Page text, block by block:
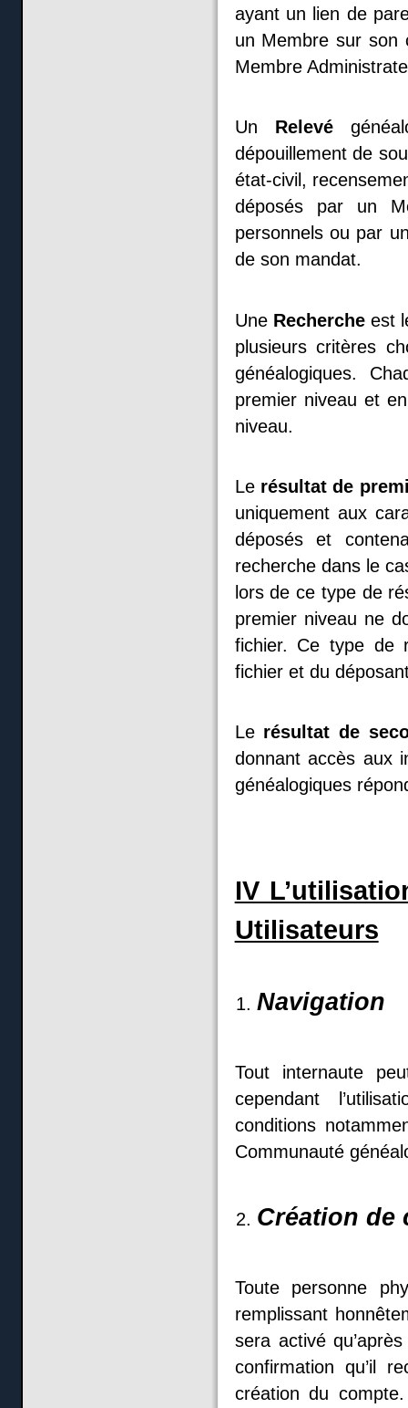
ayant un lien de
un Membre sur son
Membre
Un Relevé
dépouillement de
état-civil,
déposés par un
personnels ou par
de son mandat.
Une Rechercheest
plusieurs critères
généalogiques.
premier niveau et
niveau.
Le résultat de
uniquement aux
déposés et
recherche dans le
lors de ce type de
premier niveau ne
fichier. Ce type de
fichier et du
Le résultat de
donnant accès aux
généalogiques
IV
Utilisateurs
Navigation
Tout internaute
cependant
conditions
Communauté
Création de
Toute personne
remplissant
sera activé
confirmation qu’il
création du